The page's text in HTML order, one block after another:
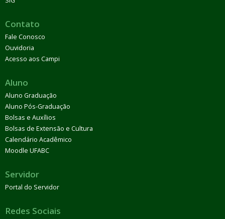
Contato
Fale Conosco
Ouvidoria
Acesso aos Campi
Aluno
Aluno Graduação
Aluno Pós-Graduação
Bolsas e Auxílios
Bolsas de Extensão e Cultura
Calendário Acadêmico
Moodle UFABC
Servidor
Portal do Servidor
Redes Sociais